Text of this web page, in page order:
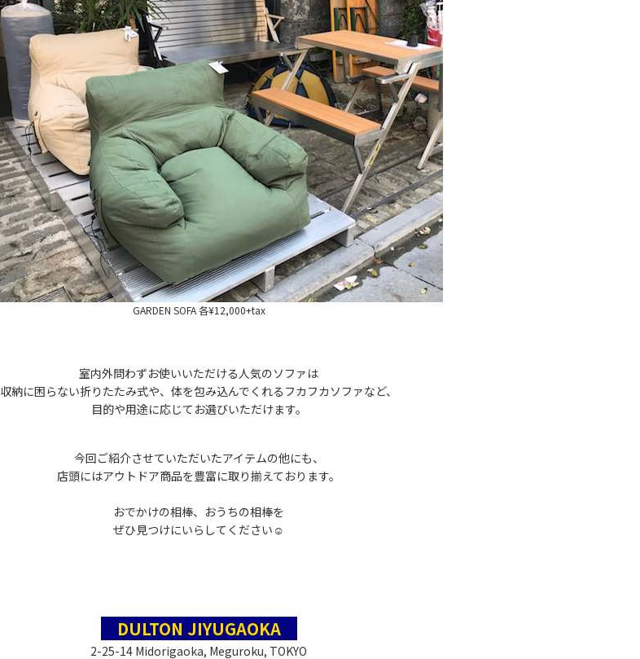
GARDEN SOFA 各¥12,000+tax
室内外問わずお使いいただける人気のソファは
収納に困らない折りたたみ式や、体を包み込んでくれるフカフカソファなど、
目的や用途に応じてお選びいただけます。
今回ご紹介させていただいたアイテムの他にも、
店頭にはアウトドア商品を豊富に取り揃えております。
おでかけの相棒、おうちの相棒を
ぜひ見つけにいらしてください☺︎
DULTON JIYUGAOKA
2-25-14 Midorigaoka, Meguroku, TOKYO